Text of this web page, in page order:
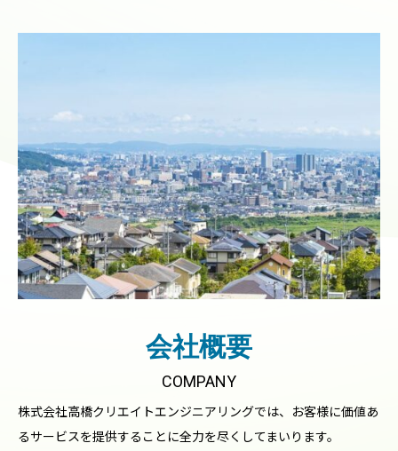
会社概要
COMPANY
株式会社高橋クリエイトエンジニアリングでは、お客様に価値あ
るサービスを提供することに全力を尽くしてまいります。
お問い合わせ
CONTACT
防災設備の施工や設計など、お仕事のご依頼や、ご質問はメール
フォームにてお問い合わせください。